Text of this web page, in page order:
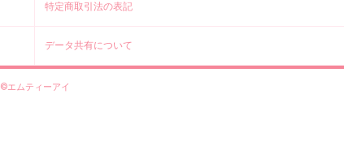
特定商取引法の表記
データ共有について
©エムティーアイ